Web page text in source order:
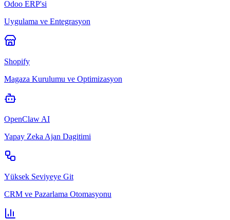
Odoo ERP'si
Uygulama ve Entegrasyon
Shopify
Magaza Kurulumu ve Optimizasyon
OpenClaw AI
Yapay Zeka Ajan Dagitimi
Yüksek Seviyeye Git
CRM ve Pazarlama Otomasyonu